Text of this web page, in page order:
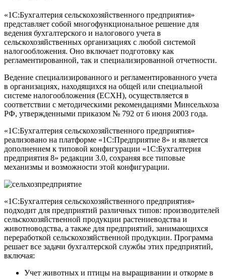
«1С:Бухгалтерия сельскохозяйственного предприятия»
представляет собой многофункциональное решение для
ведения бухгалтерского и налогового учета в
сельскохозяйственных организациях с любой системой
налогообложения. Оно включает подготовку как
регламентированной, так и специализированной отчетности.
Ведение специализированного и регламентированного учета
в организациях, находящихся на общей или специальной
системе налогообложения (ЕСХН), осуществляется в
соответствии с методическими рекомендациями Минсельхоза
РФ, утвержденными приказом № 792 от 6 июня 2003 года.
«1С:Бухгалтерия сельскохозяйственного предприятия»
реализовано на платформе «1С:Предприятие 8» и является
дополнением к типовой конфигурации «1С:Бухгалтерия
предприятия 8» редакции 3.0, сохраняя все типовые
механизмы и возможности этой конфигурации.
«1С:Бухгалтерия сельскохозяйственного предприятия»
подходит для предприятий различных типов: производителей
сельскохозяйственной продукции растениеводства и
животноводства, а также для предприятий, занимающихся
переработкой сельскохозяйственной продукции. Программа
решает все задачи бухгалтерской службы этих предприятий,
включая:
Учет животных и птицы на выращивании и откорме в